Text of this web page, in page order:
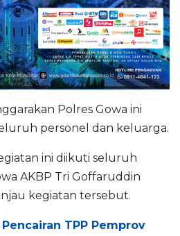
Polres Gowa ini
personel dan keluarga.
ini diikuti seluruh
AKBP Tri Goffaruddin
kegiatan tersebut.
TPP Pemprov